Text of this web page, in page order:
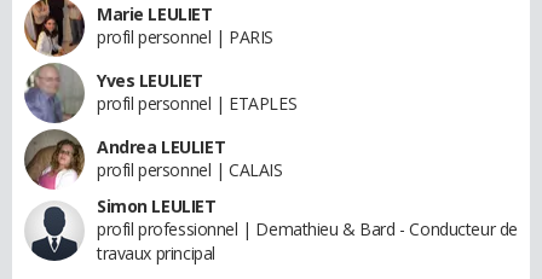
Marie LEULIET
profil personnel | PARIS
Yves LEULIET
profil personnel | ETAPLES
Andrea LEULIET
profil personnel | CALAIS
Simon LEULIET
profil professionnel | Demathieu & Bard - Conducteur de
travaux principal